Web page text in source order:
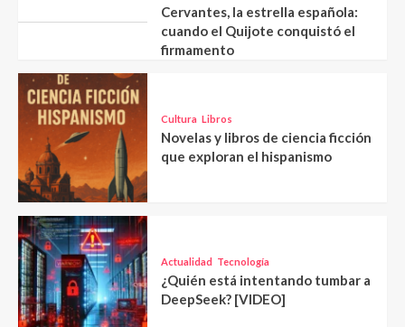
Cervantes, la estrella española:
cuando el Quijote conquistó el
firmamento
Cultura Libros
Novelas y libros de ciencia ficción
que exploran el hispanismo
Actualidad Tecnología
¿Quién está intentando tumbar a
DeepSeek? [VIDEO]